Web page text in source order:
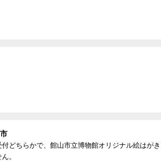
付どちらかで、館山市立博物館オリジナル絵は
。